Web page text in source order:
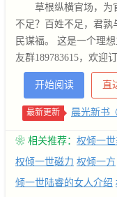
草根纵横官场，为
不足？百姓不足，君孰
民谋福。 这是一个理
友群189783615，欢迎
开始阅读 直
最新更新 晨光新书
❀ 相关推荐： 权倾一
权倾一世磁力 权倾一方
倾一世陆睿的女人介绍